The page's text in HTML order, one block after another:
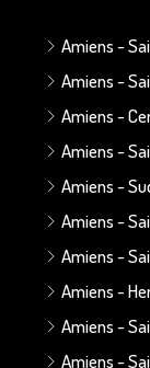
Amiens -
Amiens -
Amiens -
Amiens -
Amiens -
Amiens -
Amiens -
Amiens -
Amiens -
Amiens -